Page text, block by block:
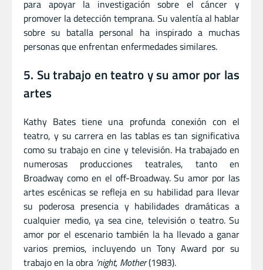
para apoyar la investigación sobre el cáncer y
promover la detección temprana. Su valentía al hablar
sobre su batalla personal ha inspirado a muchas
personas que enfrentan enfermedades similares.
5. Su trabajo en teatro y su amor por las
artes
Kathy Bates tiene una profunda conexión con el
teatro, y su carrera en las tablas es tan significativa
como su trabajo en cine y televisión. Ha trabajado en
numerosas producciones teatrales, tanto en
Broadway como en el off-Broadway. Su amor por las
artes escénicas se refleja en su habilidad para llevar
su poderosa presencia y habilidades dramáticas a
cualquier medio, ya sea cine, televisión o teatro. Su
amor por el escenario también la ha llevado a ganar
varios premios, incluyendo un Tony Award por su
trabajo en la obra ’night, Mother(1983).